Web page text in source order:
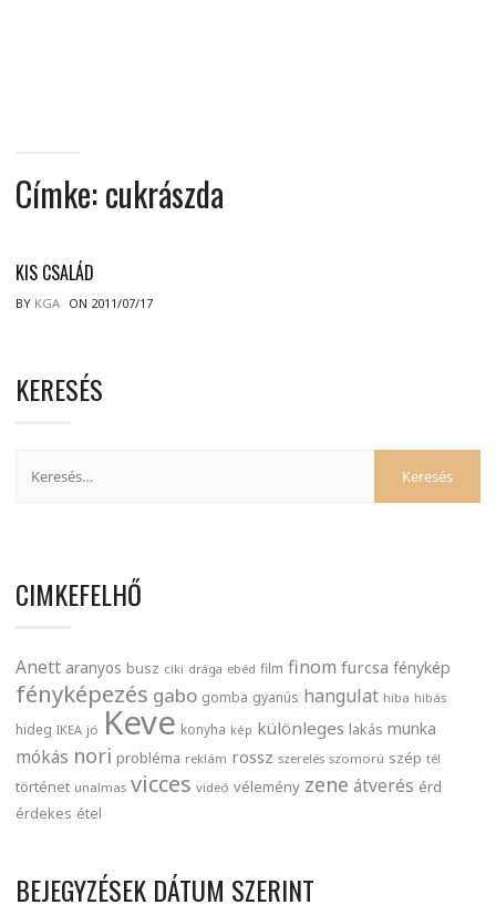
Címke:cukrászda
KIS CSALÁD
BY KGA ON 2011/07/17
KERESÉS
CIMKEFELHŐ
Anett aranyos busz ciki drága ebéd film finom furcsa fénykép
fényképezés gabo gomba gyanús hangulat hiba hibás
hideg IKEA jó Keve konyha kép különleges lakás munka
mókás nori probléma reklám rossz szerelés szomorú szép tél
történet unalmas vicces videó vélemény zene átverés érd
érdekes étel
BEJEGYZÉSEK DÁTUM SZERINT